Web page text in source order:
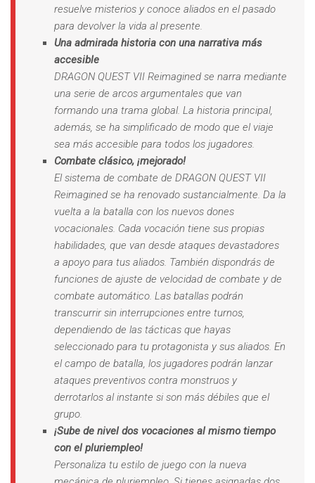
resuelve misterios y conoce aliados en el pasado
para devolver la vida al presente.
Una admirada historia con una narrativa más
accesible
DRAGON QUEST VII Reimagined se narra mediante
una serie de arcos argumentales que van
formando una trama global. La historia principal,
además, se ha simplificado de modo que el viaje
sea más accesible para todos los jugadores.
Combate clásico, ¡mejorado!
El sistema de combate de DRAGON QUEST VII
Reimagined se ha renovado sustancialmente. Da la
vuelta a la batalla con los nuevos dones
vocacionales. Cada vocación tiene sus propias
habilidades, que van desde ataques devastadores
a apoyo para tus aliados. También dispondrás de
funciones de ajuste de velocidad de combate y de
combate automático. Las batallas podrán
transcurrir sin interrupciones entre turnos,
dependiendo de las tácticas que hayas
seleccionado para tu protagonista y sus aliados. En
el campo de batalla, los jugadores podrán lanzar
ataques preventivos contra monstruos y
derrotarlos al instante si son más débiles que el
grupo.
¡Sube de nivel dos vocaciones al mismo tiempo
con el pluriempleo!
Personaliza tu estilo de juego con la nueva